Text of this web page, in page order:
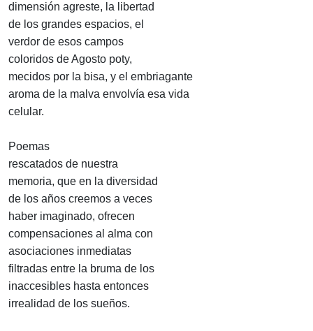
dimensión agreste, la libertad
de los grandes espacios, el
verdor de esos campos
coloridos de Agosto poty,
mecidos por la bisa, y el embriagante
aroma de la malva envolvía esa vida
celular.
Poemas
rescatados de nuestra
memoria, que en la diversidad
de los años creemos a veces
haber imaginado, ofrecen
compensaciones al alma con
asociaciones inmediatas
filtradas entre la bruma de los
inaccesibles hasta entonces
irrealidad de los sueños.